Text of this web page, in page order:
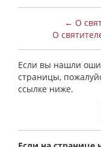
← О
О
Если вы нашли
страницы,
ссылке ниже.